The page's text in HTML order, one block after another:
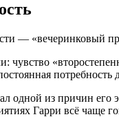
— «вечеринковый
потребность
из причин его
Гарри всё чаще